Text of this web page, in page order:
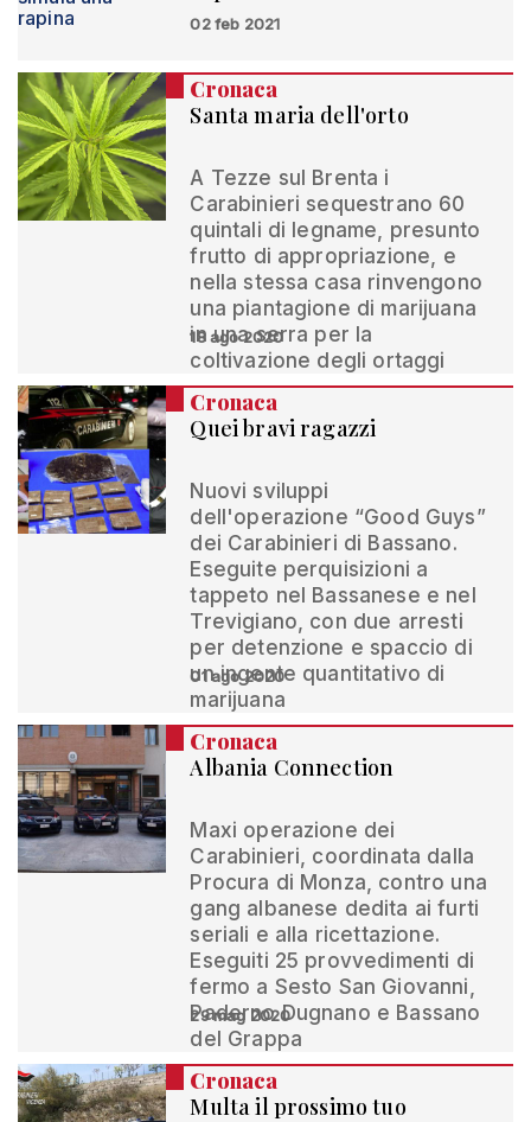
02 feb 2021
Cronaca
Santa maria dell'orto
A Tezze sul Brenta i
Carabinieri sequestrano 60
quintali di legname, presunto
frutto di appropriazione, e
nella stessa casa rinvengono
una piantagione di marijuana
in una serra per la
coltivazione degli ortaggi
18 ago 2020
Cronaca
Quei bravi ragazzi
Nuovi sviluppi
dell'operazione “Good Guys”
dei Carabinieri di Bassano.
Eseguite perquisizioni a
tappeto nel Bassanese e nel
Trevigiano, con due arresti
per detenzione e spaccio di
un ingente quantitativo di
marijuana
01 ago 2020
Cronaca
Albania Connection
Maxi operazione dei
Carabinieri, coordinata dalla
Procura di Monza, contro una
gang albanese dedita ai furti
seriali e alla ricettazione.
Eseguiti 25 provvedimenti di
fermo a Sesto San Giovanni,
Paderno Dugnano e Bassano
del Grappa
29 mag 2020
Cronaca
Multa il prossimo tuo